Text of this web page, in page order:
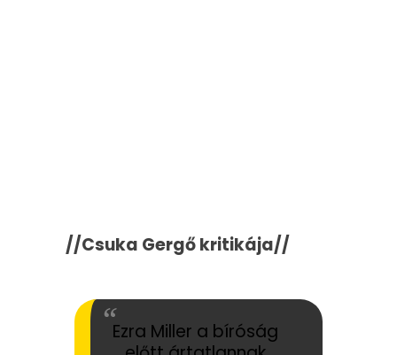
//Csuka Gergő kritikája//
Ezra Miller a bíróság